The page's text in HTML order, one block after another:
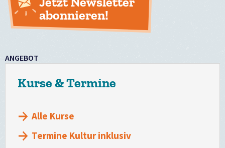
abonnieren!
ANGEBOT
Kurse & Termine
Alle Kurse
Termine Kultur inklusiv